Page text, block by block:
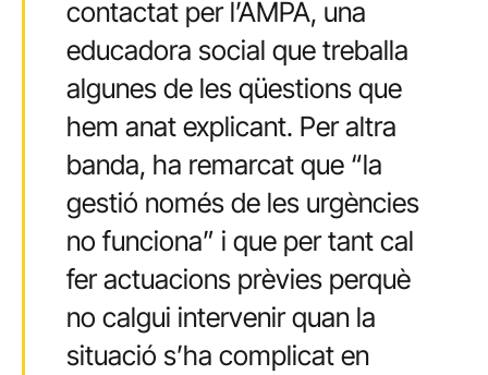
contactat per l’AMPA, una
educadora social que treballa
algunes de les qüestions que
hem anat explicant. Per altra
banda, ha remarcat que “la
gestió només de les urgències
no funciona” i que per tant cal
fer actuacions prèvies perquè
no calgui intervenir quan la
situació s’ha complicat en